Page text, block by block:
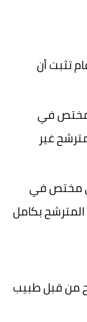
تثبت أن
في
غير
مختص في
بكامل
من قبل طبيب